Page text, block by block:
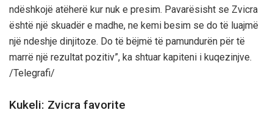
ndëshkojë atëherë kur nuk e presim. Pavarësisht se Zvicra
është një skuadër e madhe, ne kemi besim se do të luajmë
një ndeshje dinjitoze. Do të bëjmë të pamundurën për të
marrë një rezultat pozitiv”, ka shtuar kapiteni i kuqezinjve.
/Telegrafi/
Kukeli: Zvicra favorite